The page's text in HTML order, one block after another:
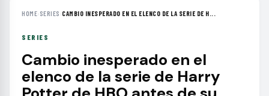
HOME› SERIES ›CAMBIO INESPERADO EN EL ELENCO DE LA SERIE DE H...
SERIES
Cambio inesperado en el
elenco de la serie de Harry